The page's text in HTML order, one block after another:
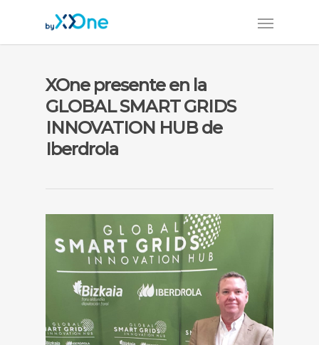
XOne presente en la
GLOBAL SMART GRIDS
INNOVATION HUB de
Iberdrola